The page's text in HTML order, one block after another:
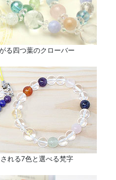
る四つ葉のクローバー
れる7色と選べる梵字